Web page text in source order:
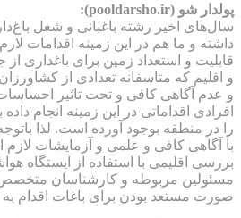
پولدار شو (pooldarsho.ir):
سال‌های اخیر رشته باغبانی و شغل
داشته و ما هم در این زمینه اقدامات
قابلیت و استعداد زمین برای باغداری
و اقلیم که متاسفانه تعدادی از
و عدم آگاهی کافی و تحت تاثیر
افرادی اقداماتی در این زمینه انجام
را در منطقه بوجود آورده است. لذا
با آگاهی کافی و علمی و آزمایشات
بررسی اقلیمی با استفاده از ایستگاه
مسئولین مربوطه و کارشناسان
صورت مستعد بودن برای باغات اقدام